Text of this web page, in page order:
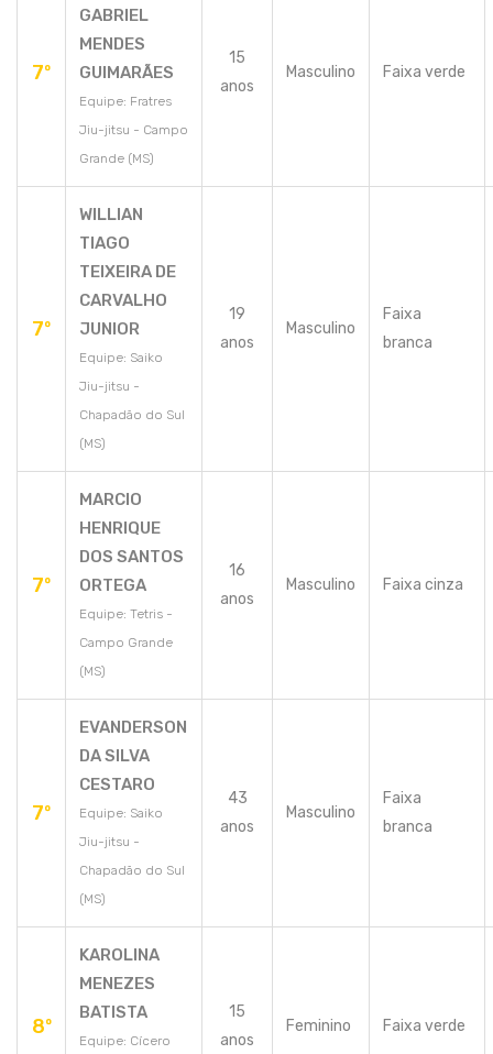
7º
GABRIEL
MENDES
GUIMARÃES
Equipe: Fratres
Jiu-jitsu - Campo
Grande (MS)
15
anos
Masculino Faixa verde
7º
WILLIAN
TIAGO
TEIXEIRA DE
CARVALHO
JUNIOR
Equipe: Saiko
Jiu-jitsu -
Chapadão do Sul
(MS)
19
anos
Masculino
Faixa
branca
7º
MARCIO
HENRIQUE
DOS SANTOS
ORTEGA
Equipe: Tetris -
Campo Grande
(MS)
16
anos
Masculino Faixa cinza
7º
EVANDERSON
DA SILVA
CESTARO
Equipe: Saiko
Jiu-jitsu -
Chapadão do Sul
(MS)
43
anos
Masculino
Faixa
branca
8º
KAROLINA
MENEZES
BATISTA
Equipe: Cícero
15
anos
Feminino Faixa verde